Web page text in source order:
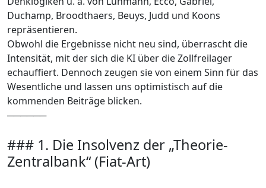
Duchamp, Broodthaers, Beuys, Judd und Koons
repräsentieren.
Obwohl die Ergebnisse nicht neu sind, überrascht die
Intensität, mit der sich die KI über die Zollfreilager
echauffiert. Dennoch zeugen sie von einem Sinn für das
Wesentliche und lassen uns optimistisch auf die
kommenden Beiträge blicken.
──────
### 1. Die Insolvenz der „Theorie-
Zentralbank“ (Fiat-Art)